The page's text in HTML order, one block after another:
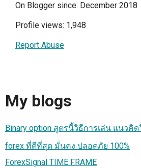
On Blogger since: December 2018
Profile views: 1,948
Report Abuse
My blogs
Binary option สูตรนี้วิธีการเล่น แนวคิด
forex ที่ดีที่สุด มั่นคง ปลอดภัย 100%
ForexSignal TIME FRAME